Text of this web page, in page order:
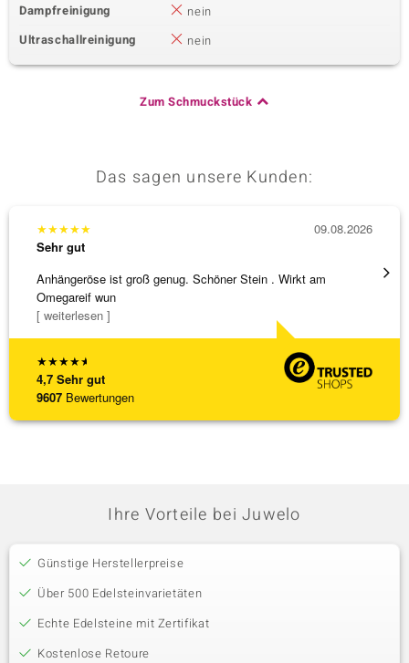
Dampfreinigung
nein
Ultraschallreinigung
nein
Zum Schmuckstück
Das sagen unsere Kunden:
★★★★★
4,7 Sehr gut
9607 Bewertungen
★★★★★
Sehr gut
Anhängeröse ist groß genug. Schöner Stein . Wirkt am
Omegareif wun
[ weiterlesen ]
09.08.2026
Sehr
Ihre Vorteile bei Juwelo
Günstige Herstellerpreise
Über 500 Edelsteinvarietäten
Echte Edelsteine mit Zertifikat
Kostenlose Retoure